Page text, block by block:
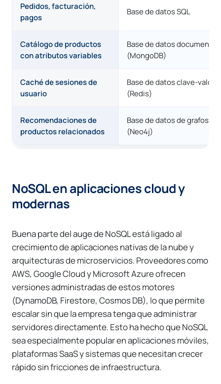
Pedidos, facturación,
pagos
Base de datos SQL
Catálogo de productos
con atributos variables
Base de datos documental
(MongoDB)
Caché de sesiones de
usuario
Base de datos clave-valor
(Redis)
Recomendaciones de
productos relacionados
Base de datos de grafos
(Neo4j)
NoSQL en aplicaciones cloud y
modernas
Buena parte del auge de NoSQL está ligado al
crecimiento de aplicaciones nativas de la nube y
arquitecturas de microservicios. Proveedores como
AWS, Google Cloud y Microsoft Azure ofrecen
versiones administradas de estos motores
(DynamoDB, Firestore, Cosmos DB), lo que permite
escalar sin que la empresa tenga que administrar
servidores directamente. Esto ha hecho que NoSQL
sea especialmente popular en aplicaciones móviles,
plataformas SaaS y sistemas que necesitan crecer
rápido sin fricciones de infraestructura.